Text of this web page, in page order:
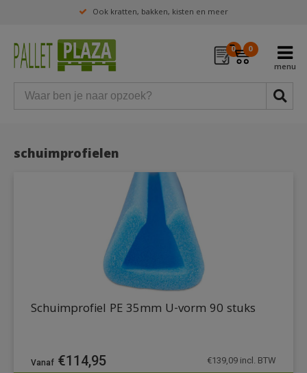
Ook kratten, bakken, kisten en meer
0 0
schuimprofielen
Schuimprofiel PE 35mm U-vorm 90 stuks
€114,95 €139,09 incl. BTW